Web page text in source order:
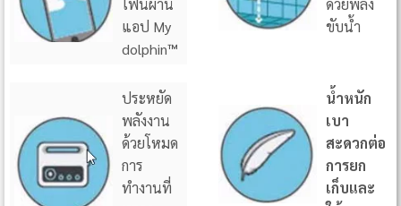
โฟนผ่าน
แอป My
dolphin™
ด้วยพลัง
ขับน้ำ
ประหยัด
พลังงาน
ด้วยโหมด
การ
ทำงานที่
น้ำหนัก
เบา
สะดวกต่อ
การยก
เก็บและ